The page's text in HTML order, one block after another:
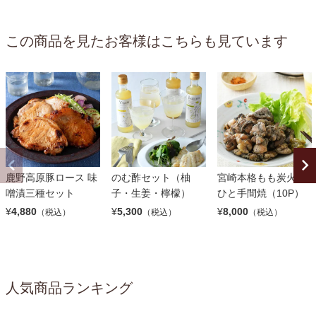
この商品を見たお客様はこちらも見ています
鹿野高原豚ロース 味
噌漬三種セット
¥4,880 （税込）
のむ酢セット（柚
子・生姜・檸檬）
¥5,300 （税込）
宮崎本格もも炭火焼
ひと手間焼（10P）
¥8,000 （税込）
人気商品ランキング